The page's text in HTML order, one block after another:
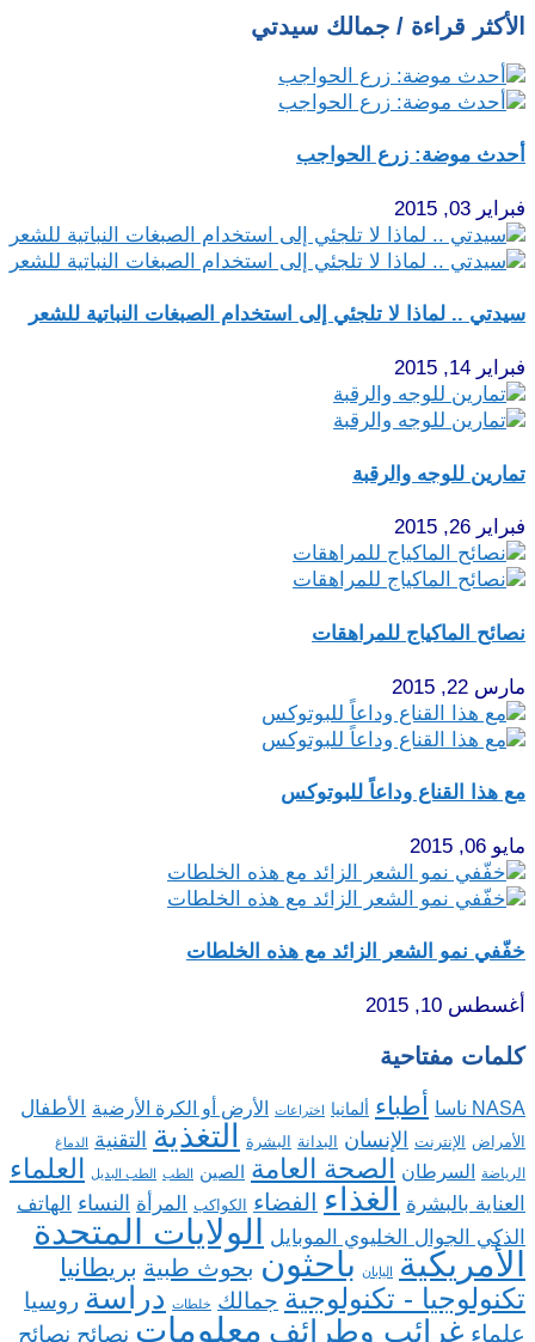
الأكثر قراءة / جمالك سيدتي
أحدث موضة: زرع الحواجب
فبراير 03, 2015
سيدتي .. لماذا لا تلجئي إلى استخدام الصبغات النباتية للشعر
فبراير 14, 2015
تمارين للوجه والرقبة
فبراير 26, 2015
نصائح الماكياج للمراهقات
مارس 22, 2015
مع هذا القناع وداعاً للبوتوكس
مايو 06, 2015
خفّفي نمو الشعر الزائد مع هذه الخلطات
أغسطس 10, 2015
كلمات مفتاحية
NASA ناسا أطباء ألمانيا اختراعات الأرض أو الكرة الأرضية الأطفال
الأمراض الإنترنت الإنسان البدانة البشرة التغذية التقنية الدماغ
الرياضة السرطان الصحة العامة الصين الطب الطب البديل العلماء
العناية بالبشرة الغذاء الفضاء الكواكب المرأة النساء
الهاتف
الذكي الجوال الخليوي الموبايل
الولايات المتحدة
الأمريكية
اليابان باحثون بحوث طبية بريطانيا
تكنولوجيا - تكنولوجية جمالك خلطات دراسة روسيا
علماء غرائب وطرائف معلومات نصائح نصائح